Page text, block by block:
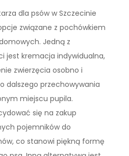
dla psów w Szczecinie
związane z pochówkiem
Jedną z
jest kremacja indywidualna,
zwierzęcia osobno i
dalszego przechowywania
miejscu pupila.
się na zakup
pojemników do
co stanowi piękną formę